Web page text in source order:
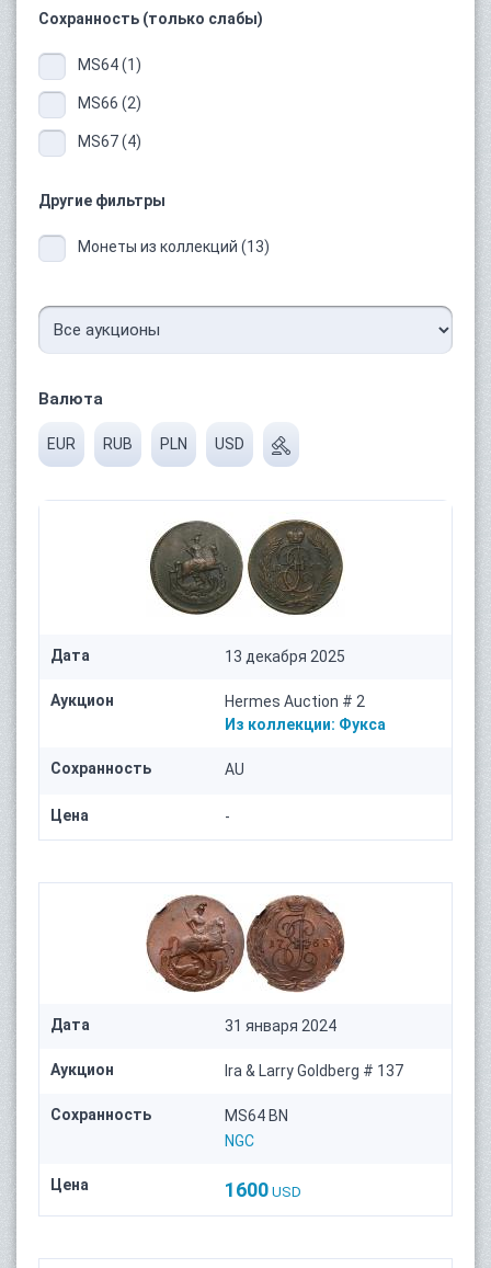
Сохранность (только слабы)
MS64 (1)
MS66 (2)
MS67 (4)
Другие фильтры
Монеты из коллекций (13)
Валюта
EUR RUB PLN USD
Дата 13 декабря 2025
Аукцион
Hermes Auction # 2
Из коллекции: Фукса
Сохранность AU
Цена -
Дата 31 января 2024
Аукцион Ira & Larry Goldberg # 137
Сохранность
MS64 BN
NGC
Цена 1600 USD